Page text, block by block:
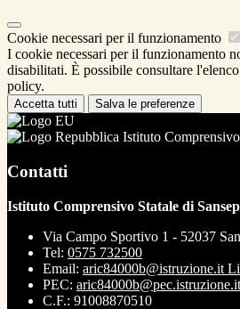
Cookie necessari per il funzionamento
I cookie necessari per il funzionamento
disabilitati. È possibile consultare
policy.
Accetta tutti Salva le preferenze
Istituto
Contatti
Istituto Comprensivo Statale di
Via Campo Sportivo 1 - 52037
Tel: 0575 732500
Email: aric84000b@istruzione.it
PEC: aric84000b@pec.istruzione.it
C.F.: 91008870510